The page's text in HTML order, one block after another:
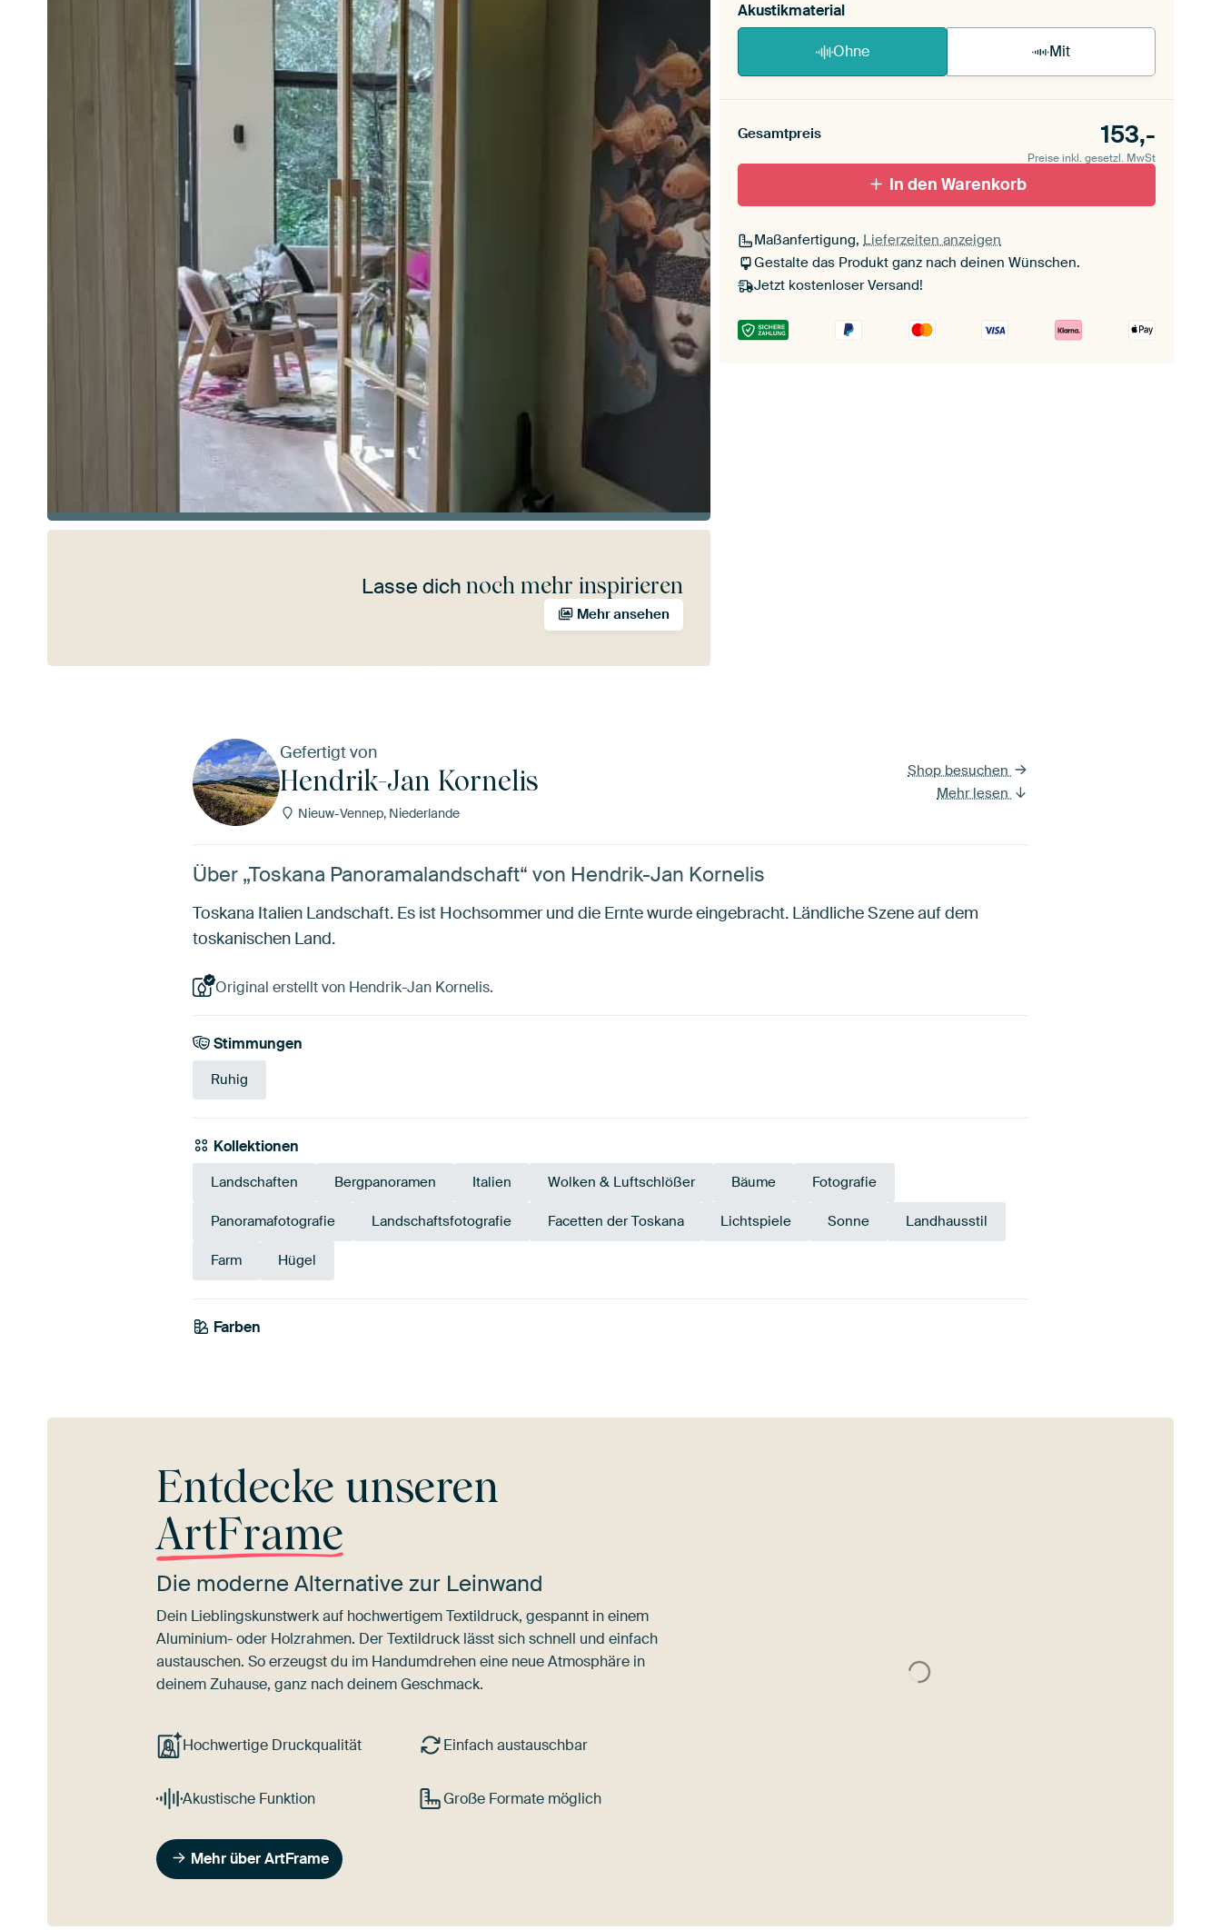
Akustikmaterial
Ohne Mit
Gesamtpreis 153,-
Preise inkl. gesetzl. MwSt
In den Warenkorb
Maßanfertigung, Lieferzeiten anzeigen
Gestalte das Produkt ganz nach deinen Wünschen.
Jetzt kostenloser Versand!
Lasse dich noch mehr inspirieren
Mehr ansehen
Gefertigt von
Hendrik-Jan Kornelis
Nieuw-Vennep, Niederlande
Shop besuchen
Mehr lesen
Über „Toskana Panoramalandschaft“ von Hendrik-Jan Kornelis
Toskana Italien Landschaft. Es ist Hochsommer und die Ernte wurde eingebracht. Ländliche Szene auf dem
toskanischen Land.
Original erstellt von Hendrik-Jan Kornelis.
Stimmungen
Ruhig
Kollektionen
Landschaften Bergpanoramen Italien Wolken & Luftschlößer Bäume Fotografie
Panoramafotografie Landschaftsfotografie Facetten der Toskana Lichtspiele Sonne Landhausstil
Farm Hügel
Farben
Blau
Entdecke unseren
ArtFrame
Die moderne Alternative zur Leinwand
Dein Lieblingskunstwerk auf hochwertigem Textildruck, gespannt in einem
Aluminium- oder Holzrahmen. Der Textildruck lässt sich schnell und einfach
austauschen. So erzeugst du im Handumdrehen eine neue Atmosphäre in
deinem Zuhause, ganz nach deinem Geschmack.
Hochwertige Druckqualität Einfach austauschbar
Akustische Funktion Große Formate möglich
Mehr über ArtFrame